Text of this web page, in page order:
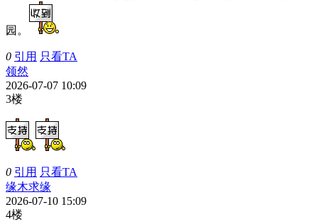
园。
0 引用 只看TA
领然
2026-07-07 10:09
3楼
0 引用 只看TA
缘木求缘
2026-07-10 15:09
4楼